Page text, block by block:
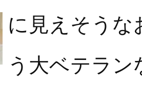
に見えそうな
う大ベテラ